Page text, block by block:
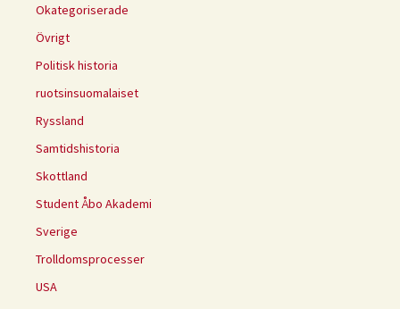
Okategoriserade
Övrigt
Politisk historia
ruotsinsuomalaiset
Ryssland
Samtidshistoria
Skottland
Student Åbo Akademi
Sverige
Trolldomsprocesser
USA